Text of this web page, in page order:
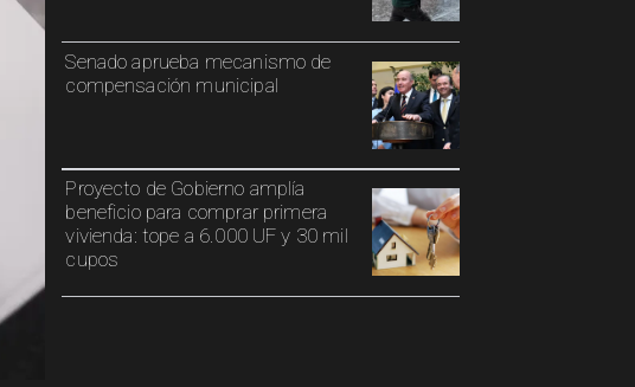
Senado aprueba mecanismo de
compensación municipal
Proyecto de Gobierno amplía
beneficio para comprar primera
vivienda: tope a 6.000 UF y 30 mil
cupos